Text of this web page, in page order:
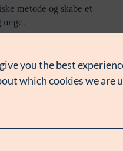
metode og skabe et
Med afsæt i
positioner – selv
bliver hørt.
metode
kommuner,
you the best
which cookies we are